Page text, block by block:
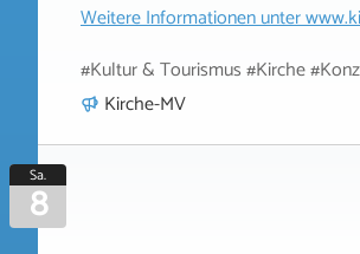
Weitere Informationen unter
#Kultur & Tourismus #Kirche
Kirche-MV
Sa.
8